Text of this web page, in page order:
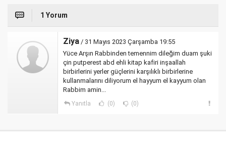
1 Yorum
Ziya / 31 Mayıs 2023 Çarşamba 19:55
Yüce Arşın Rabbinden temennim dileğim duam şuki
çin putperest abd ehli kitap kafiri inşaallah
birbirlerini yerler güçlerini karşılıklı birbirlerine
kullanmalarını diliyorum el hayyum el kayyum olan
Rabbim amin...
Yanıtla (0) (0)